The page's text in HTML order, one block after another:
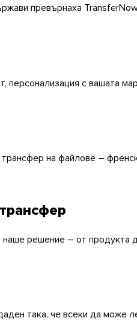
превърнаха
персонализация с вашата
на файлове –
решение – от продукта
така, че всеки да може